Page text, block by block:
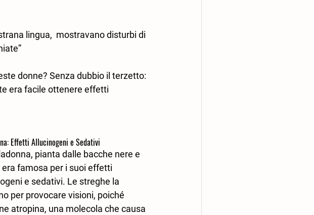
lingua,  mostravano disturbi di
donne? Senza dubbio il terzetto:
era facile ottenere effetti
Effetti Allucinogeni e Sedativi
pianta dalle bacche nere e
era famosa per i suoi effetti
e sedativi. Le streghe la
per provocare visioni, poiché
atropina, una molecola che causa